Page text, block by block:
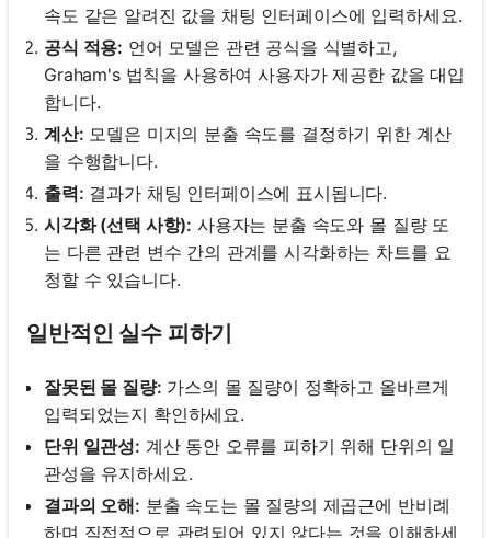
속도 같은 알려진 값을 채팅 인터페이스에 입력하세요.
공식 적용: 언어 모델은 관련 공식을 식별하고,
Graham's 법칙을 사용하여 사용자가 제공한 값을 대입
합니다.
계산: 모델은 미지의 분출 속도를 결정하기 위한 계산
을 수행합니다.
출력: 결과가 채팅 인터페이스에 표시됩니다.
시각화 (선택 사항): 사용자는 분출 속도와 몰 질량 또
는 다른 관련 변수 간의 관계를 시각화하는 차트를 요
청할 수 있습니다.
일반적인 실수 피하기
잘못된 몰 질량: 가스의 몰 질량이 정확하고 올바르게
입력되었는지 확인하세요.
단위 일관성: 계산 동안 오류를 피하기 위해 단위의 일
관성을 유지하세요.
결과의 오해: 분출 속도는 몰 질량의 제곱근에 반비례
하며 직접적으로 관련되어 있지 않다는 것을 이해하세